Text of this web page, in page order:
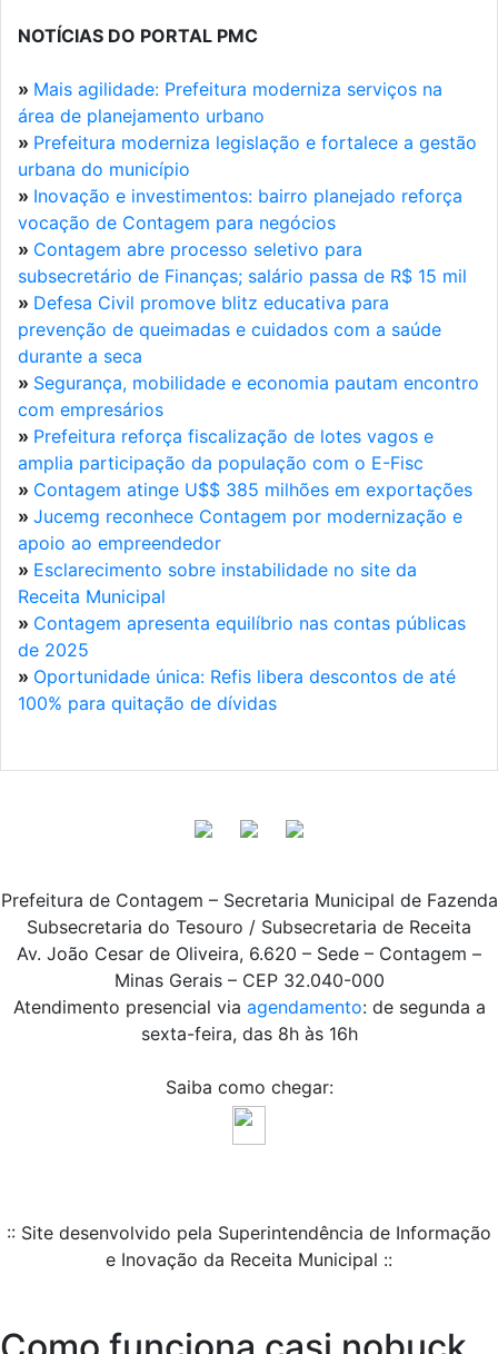
NOTÍCIAS DO PORTAL PMC
» Mais agilidade: Prefeitura moderniza serviços na
área de planejamento urbano
» Prefeitura moderniza legislação e fortalece a gestão
urbana do município
» Inovação e investimentos: bairro planejado reforça
vocação de Contagem para negócios
» Contagem abre processo seletivo para
subsecretário de Finanças; salário passa de R$ 15 mil
» Defesa Civil promove blitz educativa para
prevenção de queimadas e cuidados com a saúde
durante a seca
» Segurança, mobilidade e economia pautam encontro
com empresários
» Prefeitura reforça fiscalização de lotes vagos e
amplia participação da população com o E-Fisc
» Contagem atinge U$$ 385 milhões em exportações
» Jucemg reconhece Contagem por modernização e
apoio ao empreendedor
» Esclarecimento sobre instabilidade no site da
Receita Municipal
» Contagem apresenta equilíbrio nas contas públicas
de 2025
» Oportunidade única: Refis libera descontos de até
100% para quitação de dívidas
Prefeitura de Contagem – Secretaria Municipal de Fazenda
Subsecretaria do Tesouro / Subsecretaria de Receita
Av. João Cesar de Oliveira, 6.620 – Sede – Contagem –
Minas Gerais – CEP 32.040-000
Atendimento presencial via agendamento: de segunda a
sexta-feira, das 8h às 16h
Saiba como chegar:
:: Site desenvolvido pela Superintendência de Informação
e Inovação da Receita Municipal ::